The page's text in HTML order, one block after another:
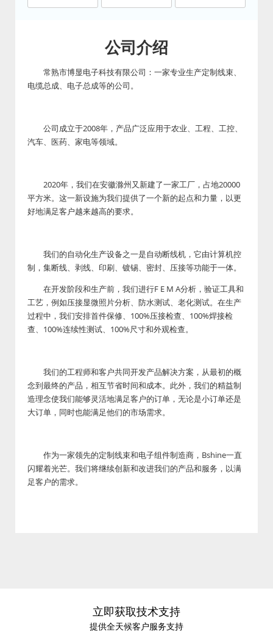
公司介绍
常熟市博显电子科技有限公司：一家专业生产定制线束、
电缆总成、电子总成等的公司。
公司成立于2008年，产品广泛应用于农业、工程、工控、
汽车、医药、家电等领域。
2020年，我们在安徽滁州又新建了一家工厂，占地20000
平方米。这一新设施为我们提供了一个新的起点和力量，以更
好地满足客户越来越高的要求。
我们的自动化生产设备之一是自动断线机，它由计算机控
制，集断线、剥线、印刷、镀锡、密封、压接等功能于一体。
在开发阶段和生产前，我们进行F E M A分析，验证工具和
工艺，例如压接显微照片分析、防水测试、老化测试。在生产
过程中，我们安排首件保修、100%压接检查、100%焊接检
查、100%连续性测试、100%尺寸和外观检查。
我们的工程师和客户共同开发产品解决方案，从最初的概
念到最终的产品，相互节省时间和成本。此外，我们的精益制
造理念使我们能够灵活地满足客户的订单，无论是小订单还是
大订单，同时也能满足他们的市场需求。
作为一家领先的定制线束和电子组件制造商，Bshine一直
闪耀着光芒。我们将继续创新和改进我们的产品和服务，以满
足客户的需求。
立即获取技术支持
提供全天候客户服务支持